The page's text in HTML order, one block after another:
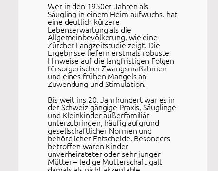
Wer in den 1950er-Jahren als
Säugling in einem Heim aufwuchs, hat
eine deutlich kürzere
Lebenserwartung als die
Allgemeinbevölkerung, wie eine
Zürcher Langzeitstudie zeigt. Die
Ergebnisse liefern erstmals robuste
Hinweise auf die langfristigen Folgen
fürsorgerischer Zwangsmaßahmen
und eines frühen Mangels an
Zuwendung und Stimulation.
Bis weit ins 20. Jahrhundert war es in
der Schweiz gängige Praxis, Säuglinge
und Kleinkinder außerfamiliär
unterzubringen, häufig aufgrund
gesellschaftlicher Normen und
behördlicher Entscheide. Besonders
betroffen waren Kinder
unverheirateter oder sehr junger
Mütter – ledige Mutterschaft galt